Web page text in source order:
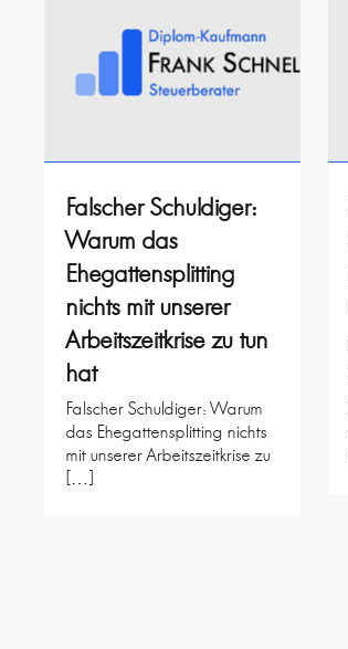
Falscher Schuldiger:
Warum das
Ehegattensplitting
nichts mit unserer
Arbeitszeitkrise zu tun
hat
Falscher Schuldiger: Warum
das Ehegattensplitting nichts
mit unserer Arbeitszeitkrise zu
[…]